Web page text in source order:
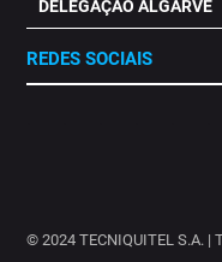
DELEGAÇÃO ALGARVE
REDES SOCIAIS
© 2024 TECNIQUITEL S.A. |